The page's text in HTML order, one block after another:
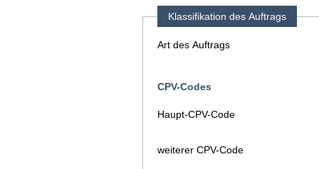
Klassifikation des Auftrags
Art des Auftrags
CPV-Codes
Haupt-CPV-Code
weiterer CPV-Code